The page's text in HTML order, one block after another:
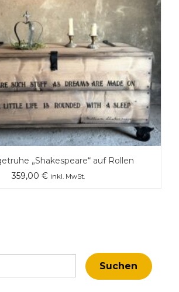
„Shakespeare“ auf Rollen
359,00 € inkl. MwSt.